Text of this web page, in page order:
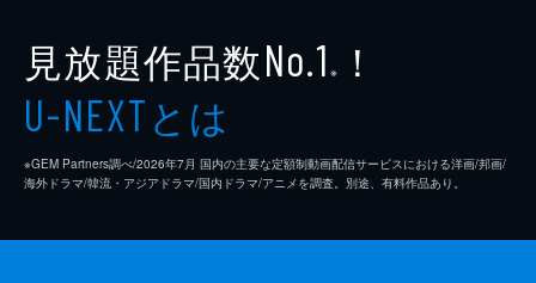
見放題作品数No.1 ※ ！
U-NEXTとは
※GEM Partners調べ/2026年7⽉ 国内の主要な定額制動画配信サービスにおける洋画/邦画/
海外ドラマ/韓流・アジアドラマ/国内ドラマ/アニメを調査。別途、有料作品あり。